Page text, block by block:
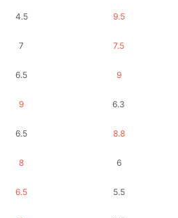
4.5
7
6.5
9
6.5
8
6.5
9.5
7.5
9
6.3
8.8
6
5.5